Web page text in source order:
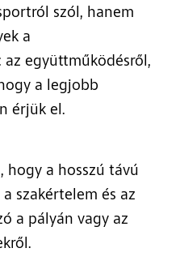
szól, hanem
a
együttműködésről,
a legjobb
érjük el.
hogy a hosszú távú
szakértelem és az
a pályán vagy az